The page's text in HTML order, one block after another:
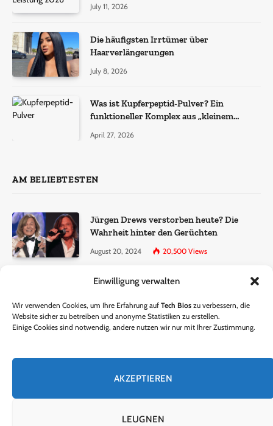
Einwilligung verwalten
Wir verwenden Cookies, um Ihre Erfahrung auf Tech Bios zu verbessern, die
Website sicher zu betreiben und anonyme Statistiken zu erstellen.
Einige Cookies sind notwendig, andere nutzen wir nur mit Ihrer Zustimmung.
AKZEPTIEREN
LEUGNEN
July 11, 2026
Die häufigsten Irrtümer über
Haarverlängerungen
July 8, 2026
Was ist Kupferpeptid-Pulver? Ein
funktioneller Komplex aus „kleinem
April 27, 2026
AM BELIEBTESTEN
Jürgen Drews verstorben heute? Die
Wahrheit hinter den Gerüchten
August 20, 2024 20,500 Views
Ralf Dammasch Traueranzeige:
June 26, 2024 13,285Views
hinter den Gerüchten
October 5, 2024 9,301